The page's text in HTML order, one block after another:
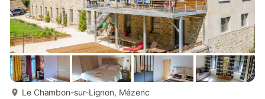
Le Chambon-sur-Lignon, Mézenc